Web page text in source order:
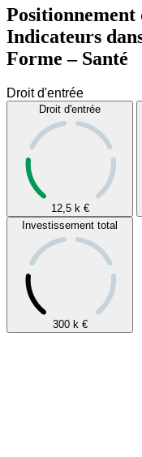
Positionnement
Indicateurs
Forme – Santé
Droit d'entrée
12,5 k €
Investissement total
300 k €